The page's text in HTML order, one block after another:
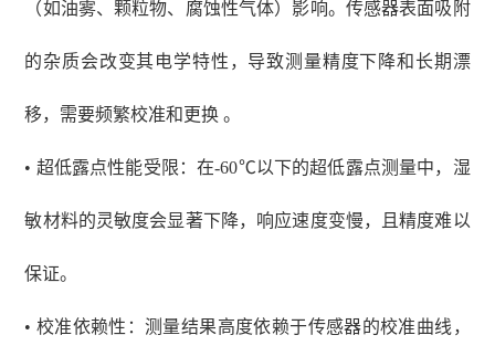
（如油雾、颗粒物、腐蚀性气体）影响。传感器表面吸附
的杂质会改变其电学特性，导致测量精度下降和长期漂
移，需要频繁校准和更换 。
• 超低露点性能受限：在-60℃以下的超低露点测量中，湿
敏材料的灵敏度会显著下降，响应速度变慢，且精度难以
保证。
• 校准依赖性：测量结果高度依赖于传感器的校准曲线，